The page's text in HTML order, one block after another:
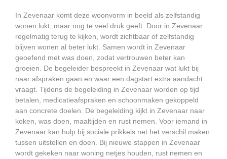
In Zevenaar komt deze woonvorm in beeld als zelfstandig
wonen lukt, maar nog te veel druk geeft. Door in Zevenaar
regelmatig terug te kijken, wordt zichtbaar of zelfstandig
blijven wonen al beter lukt. Samen wordt in Zevenaar
geoefend met was doen, zodat vertrouwen beter kan
groeien. De begeleider bespreekt in Zevenaar wat lukt bij
naar afspraken gaan en waar een dagstart extra aandacht
vraagt. Tijdens de begeleiding in Zevenaar worden op tijd
betalen, medicatieafspraken en schoonmaken gekoppeld
aan concrete doelen. De begeleiding kijkt in Zevenaar naar
koken, was doen, maaltijden en rust nemen. Voor iemand in
Zevenaar kan hulp bij sociale prikkels net het verschil maken
tussen uitstellen en doen. Bij nieuwe stappen in Zevenaar
wordt gekeken naar woning netjes houden, rust nemen en